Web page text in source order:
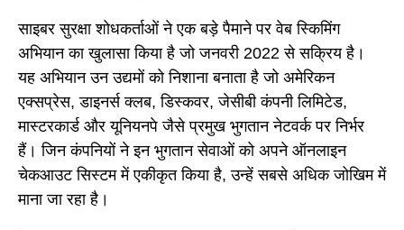
साइबर सुरक्षा शोधकर्ताओं ने एक बड़े पैमाने पर वेब स्किमिंग
अभियान का खुलासा किया है जो जनवरी 2022 से सक्रिय है।
यह अभियान उन उद्यमों को निशाना बनाता है जो अमेरिकन
एक्सप्रेस, डाइनर्स क्लब, डिस्कवर, जेसीबी कंपनी लिमिटेड,
मास्टरकार्ड और यूनियनपे जैसे प्रमुख भुगतान नेटवर्क पर निर्भर
हैं। जिन कंपनियों ने इन भुगतान सेवाओं को अपने ऑनलाइन
चेकआउट सिस्टम में एकीकृत किया है, उन्हें सबसे अधिक जोखिम में
माना जा रहा है।